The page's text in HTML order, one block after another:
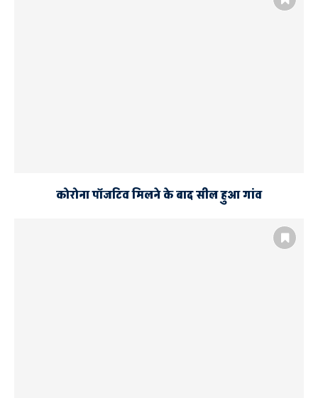
कोरोना पॉजटिव मिलने के बाद सील हुआ गांव